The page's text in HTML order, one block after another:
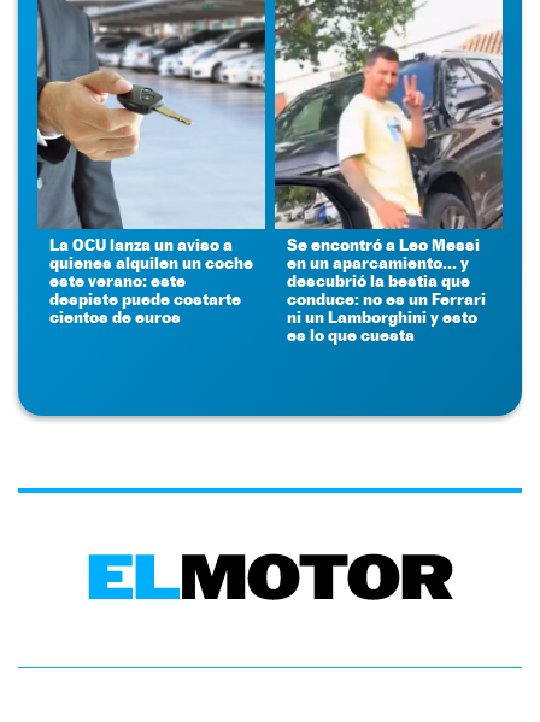
La OCU lanza un aviso a
quienes alquilen un coche
este verano: este
despiste puede costarte
cientos de euros
Se encontró a Leo Messi
en un aparcamiento... y
descubrió la bestia que
conduce: no es un Ferrari
ni un Lamborghini y esto
es lo que cuesta